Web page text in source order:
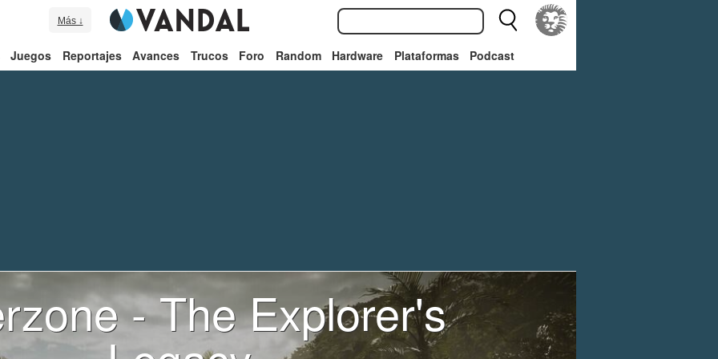
Más ↓
Juegos Reportajes Avances Trucos Foro Random Hardware Plataformas Podcast
- The Explorer's